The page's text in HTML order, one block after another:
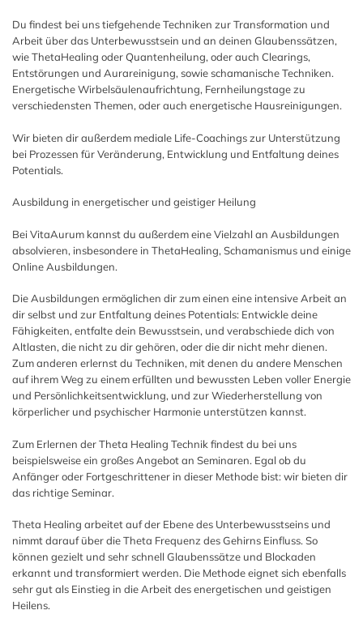
Du findest bei uns tiefgehende Techniken zur Transformation und
Arbeit über das Unterbewusstsein und an deinen Glaubenssätzen,
wie ThetaHealing oder Quantenheilung, oder auch Clearings,
Entstörungen und Aurareinigung, sowie schamanische Techniken.
Energetische Wirbelsäulenaufrichtung, Fernheilungstage zu
verschiedensten Themen, oder auch energetische Hausreinigungen.
Wir bieten dir außerdem mediale Life-Coachings zur Unterstützung
bei Prozessen für Veränderung, Entwicklung und Entfaltung deines
Potentials.
Ausbildung in energetischer und geistiger Heilung
Bei VitaAurum kannst du außerdem eine Vielzahl an Ausbildungen
absolvieren, insbesondere in ThetaHealing, Schamanismus und einige
Online Ausbildungen.
Die Ausbildungen ermöglichen dir zum einen eine intensive Arbeit an
dir selbst und zur Entfaltung deines Potentials: Entwickle deine
Fähigkeiten, entfalte dein Bewusstsein, und verabschiede dich von
Altlasten, die nicht zu dir gehören, oder die dir nicht mehr dienen.
Zum anderen erlernst du Techniken, mit denen du andere Menschen
auf ihrem Weg zu einem erfüllten und bewussten Leben voller Energie
und Persönlichkeitsentwicklung, und zur Wiederherstellung von
körperlicher und psychischer Harmonie unterstützen kannst.
Zum Erlernen der Theta Healing Technik findest du bei uns
beispielsweise ein großes Angebot an Seminaren. Egal ob du
Anfänger oder Fortgeschrittener in dieser Methode bist: wir bieten dir
das richtige Seminar.
Theta Healing arbeitet auf der Ebene des Unterbewusstseins und
nimmt darauf über die Theta Frequenz des Gehirns Einfluss. So
können gezielt und sehr schnell Glaubenssätze und Blockaden
erkannt und transformiert werden. Die Methode eignet sich ebenfalls
sehr gut als Einstieg in die Arbeit des energetischen und geistigen
Heilens.